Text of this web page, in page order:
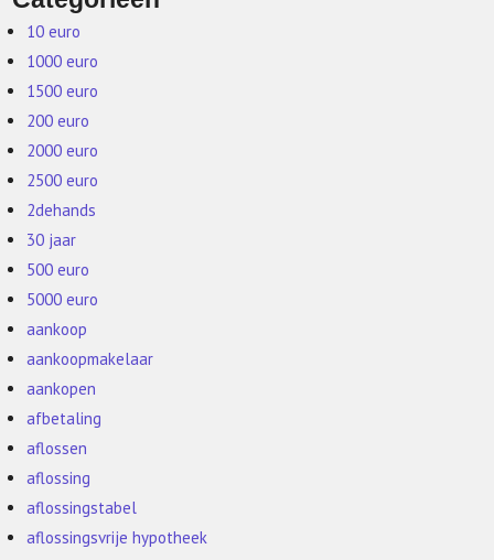
10 euro
1000 euro
1500 euro
200 euro
2000 euro
2500 euro
2dehands
30 jaar
500 euro
5000 euro
aankoop
aankoopmakelaar
aankopen
afbetaling
aflossen
aflossing
aflossingstabel
aflossingsvrije hypotheek